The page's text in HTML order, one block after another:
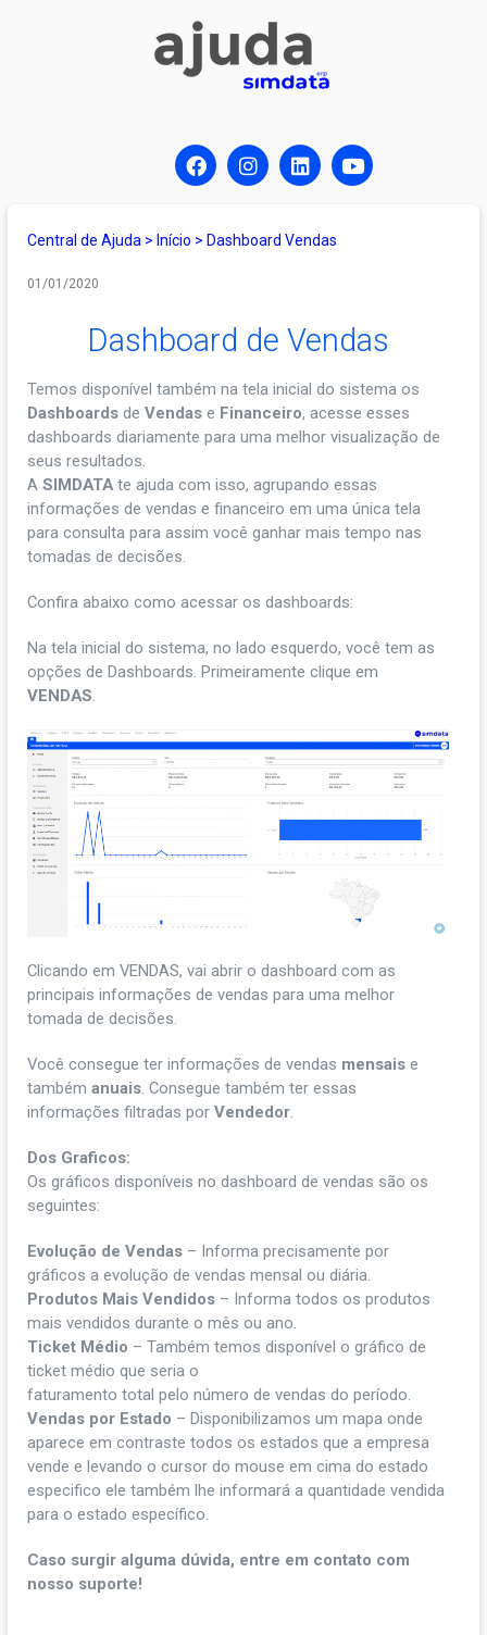
Central de Ajuda > Início > Dashboard Vendas
01/01/2020
Dashboard de Vendas
Temos disponível também na tela inicial do sistema os
Dashboards de Vendas e Financeiro, acesse esses
dashboards diariamente para uma melhor visualização de
seus resultados.
A SIMDATAte ajuda com isso, agrupando essas
informações de vendas e financeiro em uma única tela
para consulta para assim você ganhar mais tempo nas
tomadas de decisões.
Confira abaixo como acessar os dashboards:
Na tela inicial do sistema, no lado esquerdo, você tem as
opções de Dashboards. Primeiramente clique em
VENDAS.
Clicando em VENDAS, vai abrir o dashboard com as
principais informações de vendas para uma melhor
tomada de decisões.
Você consegue ter informações de vendas mensais e
também anuais. Consegue também ter essas
informações filtradas por Vendedor.
Dos Graficos:
Os gráficos disponíveis no dashboard de vendas são os
seguintes:
Evolução de Vendas – Informa precisamente por
gráficos a evolução de vendas mensal ou diária.
Produtos Mais Vendidos – Informa todos os produtos
mais vendidos durante o mês ou ano.
Ticket Médio – Também temos disponível o gráfico de
ticket médio que seria o
faturamento total pelo número de vendas do período.
Vendas por Estado – Disponibilizamos um mapa onde
aparece em contraste todos os estados que a empresa
vende e levando o cursor do mouse em cima do estado
especifico ele também lhe informará a quantidade vendida
para o estado específico.
Caso surgir alguma dúvida, entre em contato com
nosso suporte!